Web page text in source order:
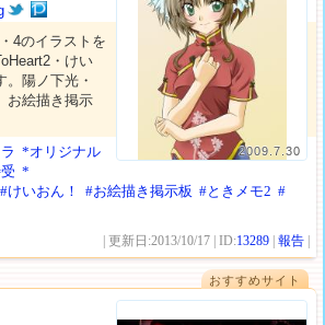
2009.7.30
4のイラストを
・けい
。陽ノ下光・
お絵描き掲示
*オリジナル
*
#けいおん！ #お絵描き掲示板 #ときメモ2 #
| 更新日:2013/10/17 | ID:13289 |報告
おすすめサイト